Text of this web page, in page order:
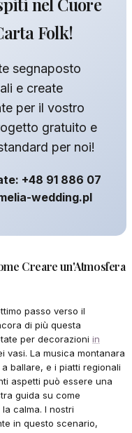
Folk!
segnaposto
e create
per il vostro
gratuito e
per noi!
+48 91 886 07
wedding.pl
Creare un'Atmosfera
passo verso il
di più questa
per decorazioni in
vasi. La musica montanara
ballare, e i piatti regionali
aspetti può essere una
guida su come
calma. I nostri
in questo scenario,